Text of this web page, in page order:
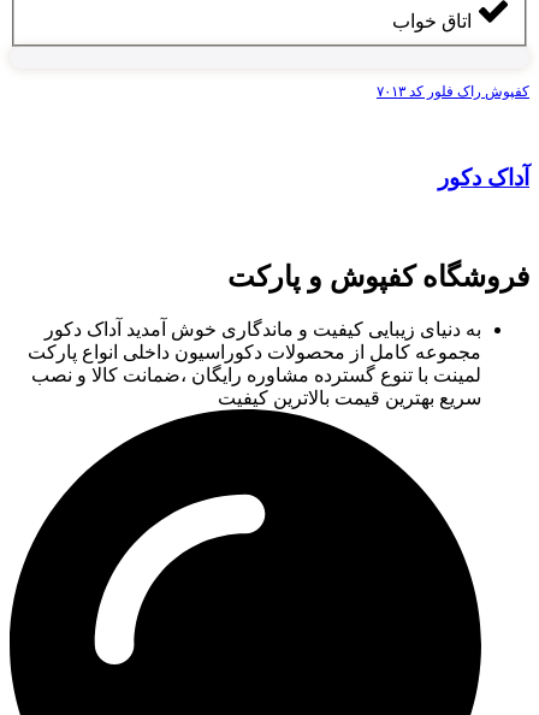
اتاق خواب
کفپوش راک فلور کد ۷۰۱۳
آداک دکور
فروشگاه کفپوش و پارکت
به دنیای زیبایی کیفیت و ماندگاری خوش آمدید آداک دکور
مجموعه کامل از محصولات دکوراسیون داخلی انواع پارکت
لمینت با تنوع گسترده مشاوره رایگان ،ضمانت کالا و نصب
سریع بهترین قیمت بالاترین کیفیت